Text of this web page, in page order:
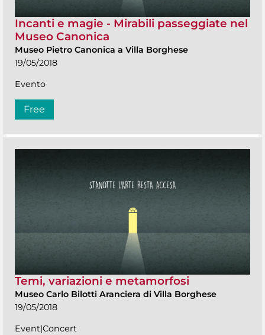
Incanti e magie - Mirabili passeggiate nel
Museo Canonica
Museo Pietro Canonica a Villa Borghese
19/05/2018
Evento
Free
Temi, variazioni e metamorfosi
Museo Carlo Bilotti Aranciera di Villa Borghese
19/05/2018
Event|Concert